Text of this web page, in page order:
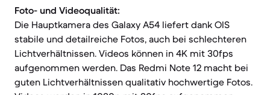
Foto- und Videoqualität:
Die Hauptkamera des Galaxy A54 liefert dank OIS
stabile und detailreiche Fotos, auch bei schlechteren
Lichtverhältnissen. Videos können in 4K mit 30fps
aufgenommen werden. Das Redmi Note 12 macht bei
guten Lichtverhältnissen qualitativ hochwertige Fotos.